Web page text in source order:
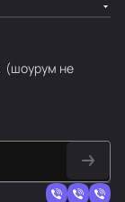
(шоурум не